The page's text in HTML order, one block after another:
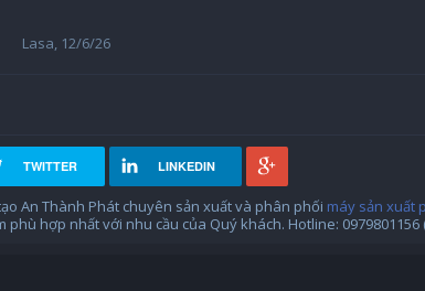
Lasa, 12/6/26
TWITTER LINKEDIN
An Thành Phát chuyên sản xuất và phân phối máy sản xuất
hợp nhất với nhu cầu của Quý khách. Hotline: 0979801156